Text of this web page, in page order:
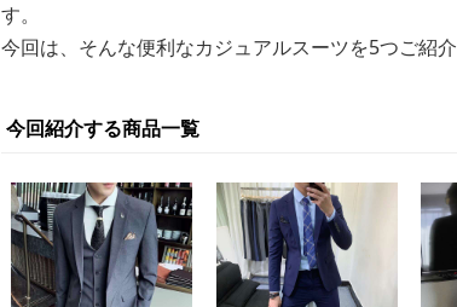
す。
今回は、そんな便利なカジュアルスーツを5つご紹介
今回紹介する商品一覧